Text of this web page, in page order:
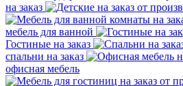
на заказ
мебель для ванной
Гостиные на заказ
спальни на заказ
офисная мебель